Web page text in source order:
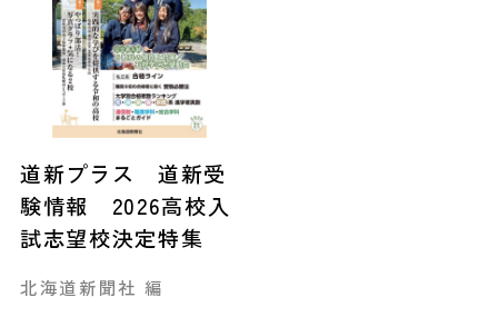
道新プラス 道新受
験情報 2026高校入
試志望校決定特集
北海道新聞社 編